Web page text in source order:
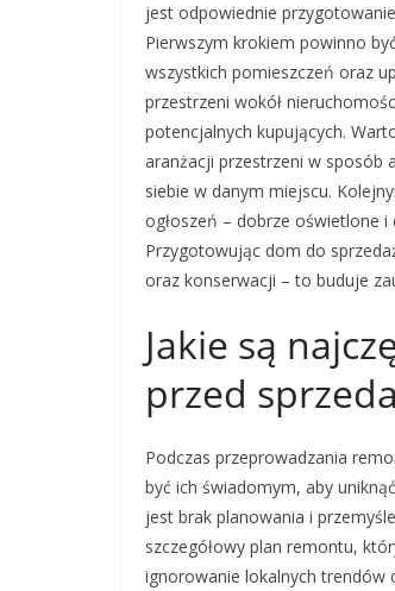
jest odpowiednie
Pierwszym krokiem powinno
wszystkich pomieszczeń oraz
przestrzeni wokół
potencjalnych kupujących.
aranżacji przestrzeni w sposób
siebie w danym miejscu.
ogłoszeń – dobrze oświetlone
Przygotowując dom do
oraz konserwacji – to buduje
Jakie są
przed
Podczas przeprowadzania
być ich świadomym, aby
jest brak planowania i
szczegółowy plan remontu,
ignorowanie lokalnych trendów